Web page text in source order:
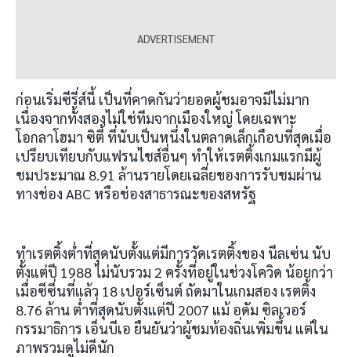
ก่อนเริ่มซีรี่ส์นี้ เป็นที่คาดกันว่ายอดผู้ชมอาจมีไม่มาก
เนื่องจากทั้งสองไม่ใช่ทีมจากเมืองใหญ่ โดยเฉพาะ
โอกลาโฮมา ซิตี้ ที่นับเป็นหนึ่งในตลาดเล็กเกือบที่สุดเมื่อ
เปรียบเทียบกับแฟรนไชส์อื่นๆ ทำให้เรตติ้งเกมแรกมีผู้
ชมประมาณ 8.91 ล้านรายโดยเฉลี่ยของการรับชมผ่าน
ทางช่อง ABC หรือช่องสาธารณะของสหรัฐ
ทำเรตติ้งต่ำที่สุดนับตั้งแต่มีการวัดเรตติ้งของ นีลเซ่น นับ
ตั้งแต่ปี 1988 ไม่นับรวม 2 ครั้งที่อยู่ในช่วงโควิด น้อยกว่า
เมื่อซีซี่นที่แล้ว 18 เปอร์เซ็นต์ ถัดมาในเกมสอง เรตติ้ง
8.76 ล้าน ต่ำที่สุดนับตั้งแต่ปี 2007 แม้ อดัม ซิลเวอร์
กรรมาธิการ เอ็นบีเอ ยืนยันว่าผู้ชมท้องถิ่นเพิ่มขึ้น แต่ใน
ภาพรวมดูไม่ดีนัก